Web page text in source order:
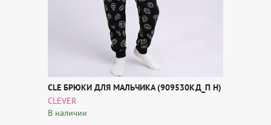
CLE БРЮКИ ДЛЯ МАЛЬЧИКА (909530КД_П Н)
CLEVER
В наличии